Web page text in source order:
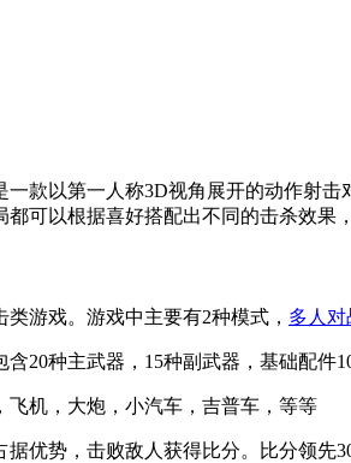
一款以第一人称3D视角展开的动作射
可以根据喜好搭配出不同的击杀效果
游戏。游戏中主要有2种模式， 多人对
种主武器，15种副武器，基础配件10
机，大炮，小汽车，吉普车，等等
势，击败敌人获得比分。比分领先